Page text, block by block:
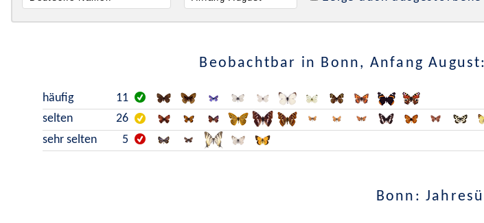
Beobachtbar in Bonn, Anfang
häufig 11
selten
26
sehr selten
5
Bonn: